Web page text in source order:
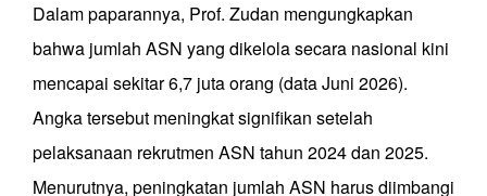
Dalam paparannya, Prof. Zudan mengungkapkan
bahwa jumlah ASN yang dikelola secara nasional kini
mencapai sekitar 6,7 juta orang (data Juni 2026).
Angka tersebut meningkat signifikan setelah
pelaksanaan rekrutmen ASN tahun 2024 dan 2025.
Menurutnya, peningkatan jumlah ASN harus diimbangi